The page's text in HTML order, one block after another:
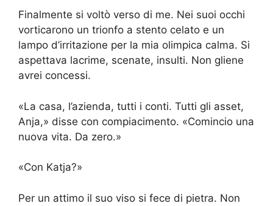
Finalmente si voltò verso di me. Nei suoi occhi
vorticarono un trionfo a stento celato e un
lampo d’irritazione per la mia olimpica calma. Si
aspettava lacrime, scenate, insulti. Non gliene
avrei concessi.
«La casa, l’azienda, tutti i conti. Tutti gli asset,
Anja,» disse con compiacimento. «Comincio una
nuova vita. Da zero.»
«Con Katja?»
Per un attimo il suo viso si fece di pietra. Non